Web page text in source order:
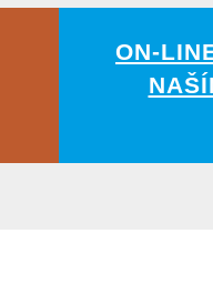
ON-